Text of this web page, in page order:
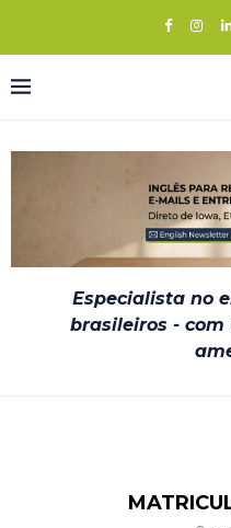
Especialista no
brasileiros -